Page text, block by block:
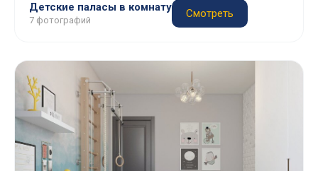
Детские паласы в комнату
7 фотографий
Смотреть